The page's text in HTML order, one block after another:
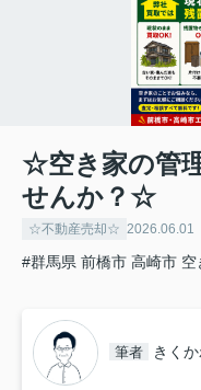
☆空き家の管
せんか？☆
☆不動産売却☆ 2026.06.01
#群馬県 前橋市 高崎市 空
筆者 きくか